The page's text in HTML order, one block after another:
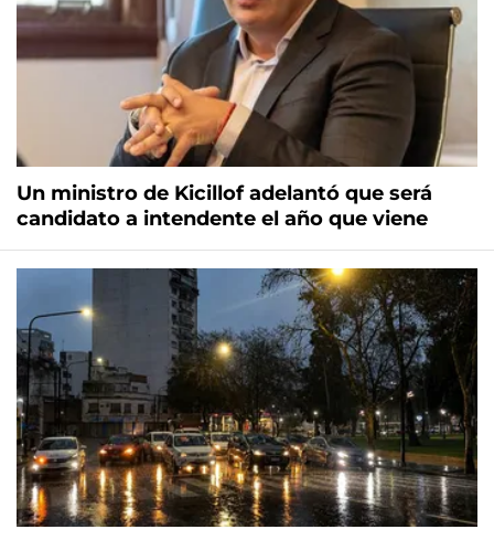
Un ministro de Kicillof adelantó que será
candidato a intendente el año que viene